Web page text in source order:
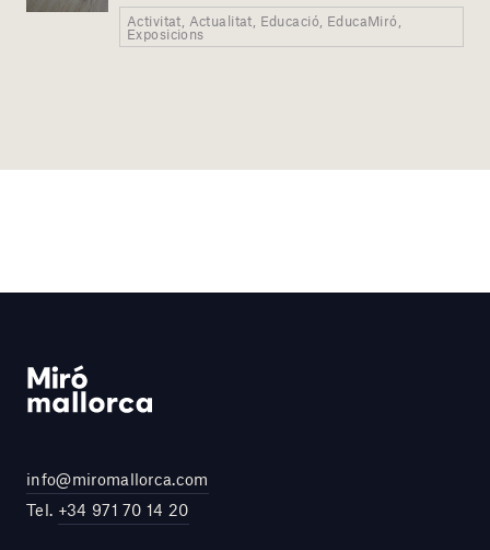
Activitat, Actualitat, Educació, EducaMiró,
Exposicions
info@miromallorca.com
Tel. +34 971 70 14 20